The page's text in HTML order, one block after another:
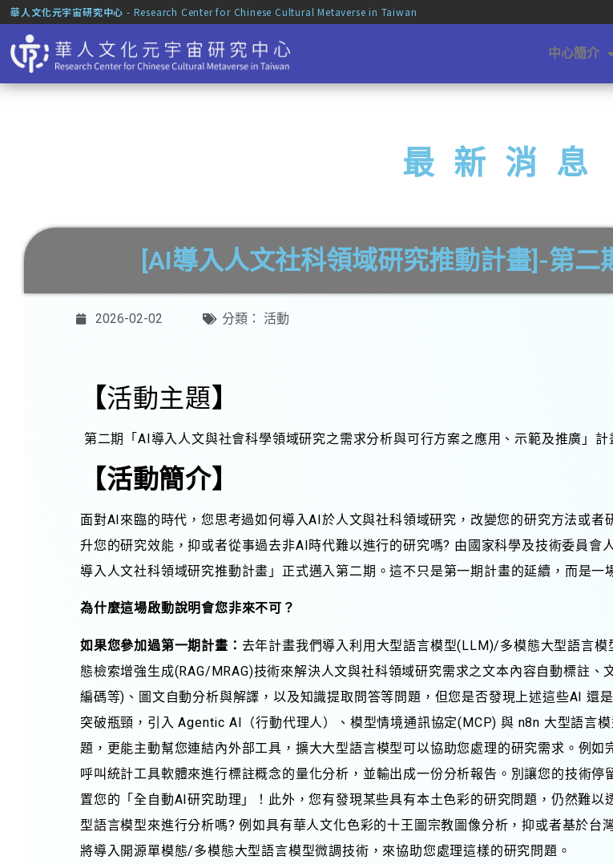
華人文化元宇宙研究中心 - Research Center for Chinese Cultural Metaverse in Taiwan
中心簡介
最新消息
[AI導入人文社科領域研究推動計畫]-第二
2026-02-02 分類： 活動
【活動主題】
第二期「AI導入人文與社會科學領域研究之需求分析與可行方案之應用、示範及推廣」計
【活動簡介】
面對AI來臨的時代，您思考過如何導入AI於人文與社科領域研究，改變您的研究方法或者
升您的研究效能，抑或者從事過去非AI時代難以進行的研究嗎? 由國家科學及技術委員會
導入人文社科領域研究推動計畫」正式邁入第二期。這不只是第一期計畫的延續，而是一
為什麼這場啟動說明會您非來不可？
如果您參加過第一期計畫： 去年計畫我們導入利用大型語言模型(LLM)/多模態大型語言
態檢索增強生成(RAG/MRAG)技術來解決人文與社科領域研究需求之文本內容自動標註
編碼等)、圖文自動分析與解譯，以及知識提取問答等問題，但您是否發現上述這些AI 還
突破瓶頸，引入 Agentic AI（行動代理人）、模型情境通訊協定(MCP) 與 n8n 大型語言
題，更能主動幫您連結內外部工具，擴大大型語言模型可以協助您處理的研究需求。例
呼叫統計工具軟體來進行標註概念的量化分析，並輸出成一份分析報告。別讓您的技術
置您的「全自動AI研究助理」！此外，您有發現某些具有本土色彩的研究問題，仍然難
型語言模型來進行分析嗎? 例如具有華人文化色彩的十王圖宗教圖像分析，抑或者基於台
將導入開源單模態/多模態大型語言模型微調技術，來協助您處理這樣的研究問題。